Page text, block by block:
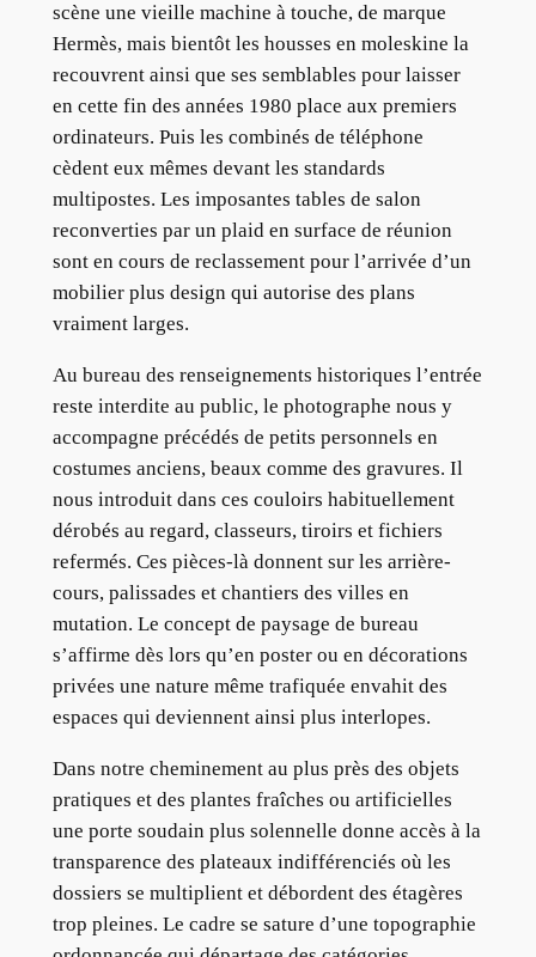
scène une vieille machine à touche, de marque
Hermès, mais bientôt les housses en moleskine la
recouvrent ainsi que ses semblables pour laisser
en cette fin des années 1980 place aux premiers
ordinateurs. Puis les combinés de téléphone
cèdent eux mêmes devant les standards
multipostes. Les imposantes tables de salon
reconverties par un plaid en surface de réunion
sont en cours de reclassement pour l’arrivée d’un
mobilier plus design qui autorise des plans
vraiment larges.
Au bureau des renseignements historiques l’entrée
reste interdite au public, le photographe nous y
accompagne précédés de petits personnels en
costumes anciens, beaux comme des gravures. Il
nous introduit dans ces couloirs habituellement
dérobés au regard, classeurs, tiroirs et fichiers
refermés. Ces pièces-là donnent sur les arrière-
cours, palissades et chantiers des villes en
mutation. Le concept de paysage de bureau
s’affirme dès lors qu’en poster ou en décorations
privées une nature même trafiquée envahit des
espaces qui deviennent ainsi plus interlopes.
Dans notre cheminement au plus près des objets
pratiques et des plantes fraîches ou artificielles
une porte soudain plus solennelle donne accès à la
transparence des plateaux indifférenciés où les
dossiers se multiplient et débordent des étagères
trop pleines. Le cadre se sature d’une topographie